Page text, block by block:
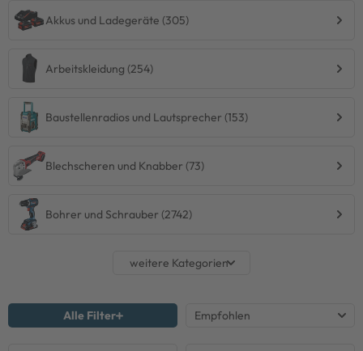
Akkus und Ladegeräte (305)
Arbeitskleidung (254)
Baustellenradios und Lautsprecher (153)
Blechscheren und Knabber (73)
Bohrer und Schrauber (2742)
Alle Filter